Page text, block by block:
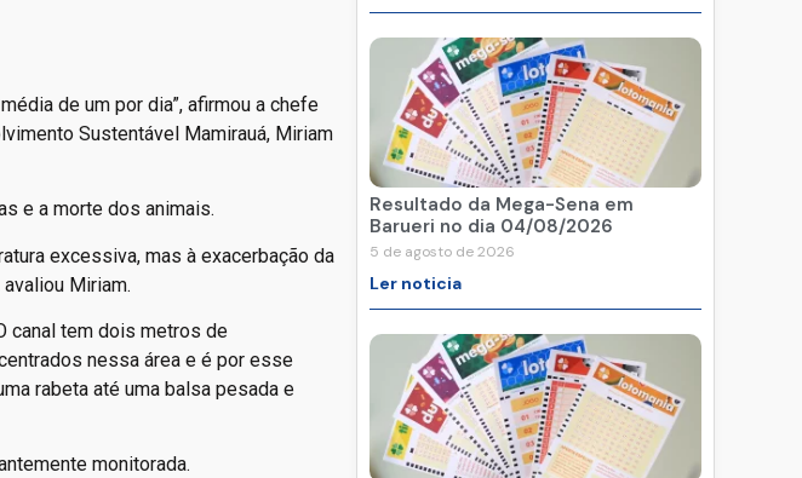
de um por dia”, afirmou a chefe
Sustentável Mamirauá, Miriam
e a morte dos animais.
excessiva, mas à exacerbação da
Miriam.
canal tem dois metros de
nessa área e é por esse
rabeta até uma balsa pesada e
monitorada.
Resultado da Mega-Sena em
Barueri no dia 04/08/2026
5 de agosto de 2026
Ler noticia